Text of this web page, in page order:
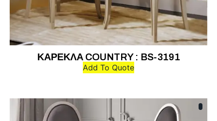
ΚΑΡΕΚΛΑ COUNTRY : BS-3191
Add To Quote